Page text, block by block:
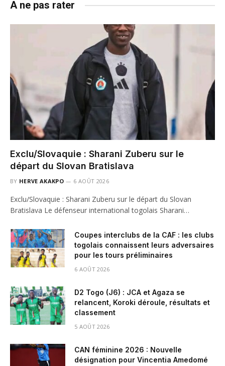
A ne pas rater
Exclu/Slovaquie : Sharani Zuberu sur le
départ du Slovan Bratislava
BY HERVE AKAKPO 6 AOÛT 2026
Exclu/Slovaquie : Sharani Zuberu sur le départ du Slovan
Bratislava Le défenseur international togolais Sharani…
Coupes interclubs de la CAF : les clubs
togolais connaissent leurs adversaires
pour les tours préliminaires
6 AOÛT 2026
D2 Togo (J6) : JCA et Agaza se
relancent, Koroki déroule, résultats et
classement
5 AOÛT 2026
CAN féminine 2026 : Nouvelle
désignation pour Vincentia Amedomé